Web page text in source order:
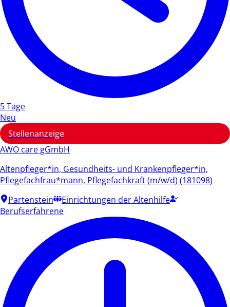
5 Tage
Neu
Stellenanzeige
AWO care gGmbH
Altenpfleger*in, Gesundheits- und Krankenpfleger*in,
Pflegefachfrau*mann, Pflegefachkraft (m/w/d) (181098)
Partenstein
Einrichtungen der Altenhilfe
Berufserfahrene